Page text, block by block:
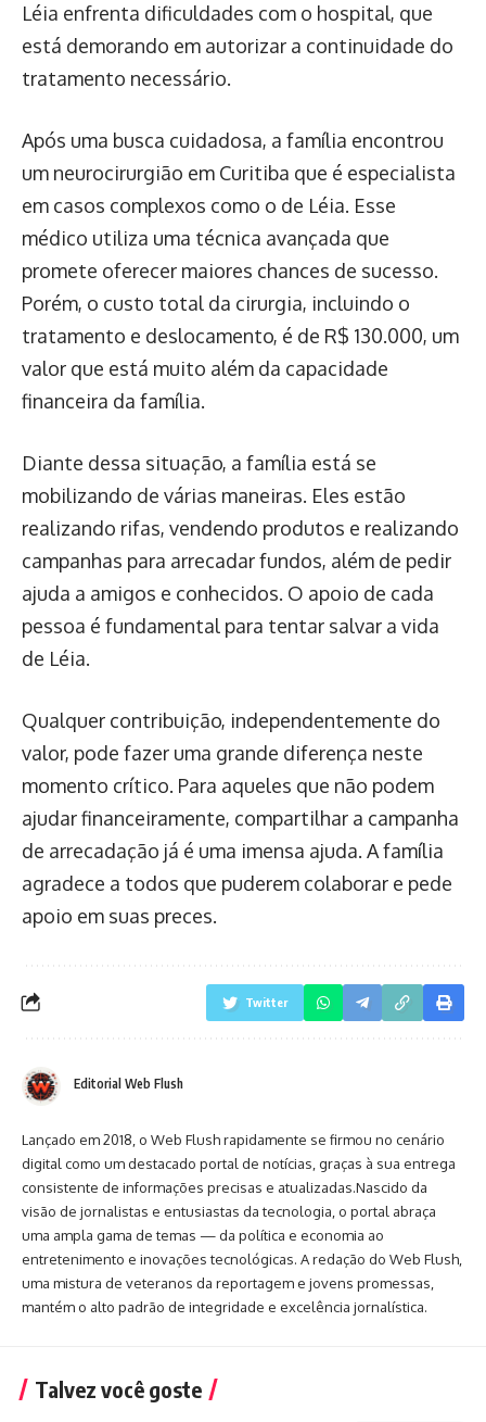
Léia enfrenta dificuldades com o hospital, que
está demorando em autorizar a continuidade do
tratamento necessário.
Após uma busca cuidadosa, a família encontrou
um neurocirurgião em Curitiba que é especialista
em casos complexos como o de Léia. Esse
médico utiliza uma técnica avançada que
promete oferecer maiores chances de sucesso.
Porém, o custo total da cirurgia, incluindo o
tratamento e deslocamento, é de R$ 130.000, um
valor que está muito além da capacidade
financeira da família.
Diante dessa situação, a família está se
mobilizando de várias maneiras. Eles estão
realizando rifas, vendendo produtos e realizando
campanhas para arrecadar fundos, além de pedir
ajuda a amigos e conhecidos. O apoio de cada
pessoa é fundamental para tentar salvar a vida
de Léia.
Qualquer contribuição, independentemente do
valor, pode fazer uma grande diferença neste
momento crítico. Para aqueles que não podem
ajudar financeiramente, compartilhar a campanha
de arrecadação já é uma imensa ajuda. A família
agradece a todos que puderem colaborar e pede
apoio em suas preces.
Twitter
Editorial Web Flush
Lançado em 2018, o Web Flush rapidamente se firmou no cenário
digital como um destacado portal de notícias, graças à sua entrega
consistente de informações precisas e atualizadas.Nascido da
visão de jornalistas e entusiastas da tecnologia, o portal abraça
uma ampla gama de temas — da política e economia ao
entretenimento e inovações tecnológicas. A redação do Web Flush,
uma mistura de veteranos da reportagem e jovens promessas,
mantém o alto padrão de integridade e excelência jornalística.
Talvez você goste